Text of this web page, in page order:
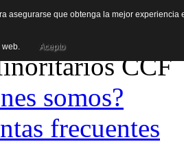
CCF
somos?
frecuentes
asegurarse que obtenga la mejor
web. Acepto